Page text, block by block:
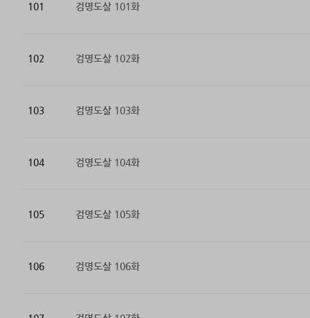
101 검명도살 101화
102 검명도살 102화
103 검명도살 103화
104 검명도살 104화
105 검명도살 105화
106 검명도살 106화